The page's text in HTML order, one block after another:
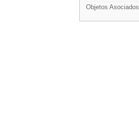
Objetos Asociados